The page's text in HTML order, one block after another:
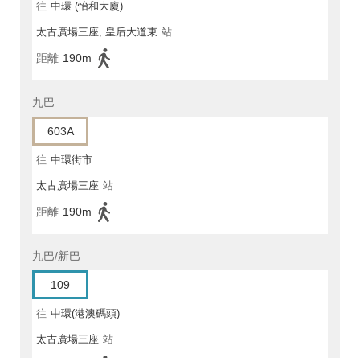
往 中環 (怡和大廈)
太古廣場三座, 皇后大道東 站
距離 190m
九巴
603A
往 中環街市
太古廣場三座 站
距離 190m
九巴/新巴
109
往 中環(港澳碼頭)
太古廣場三座 站